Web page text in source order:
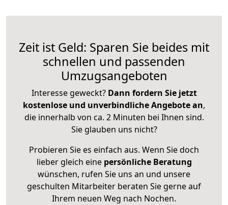
Zeit ist Geld: Sparen Sie beides mit
schnellen und passenden
Umzugsangeboten
Interesse geweckt? Dann fordern Sie jetzt
kostenlose und unverbindliche Angebote an,
die innerhalb von ca. 2 Minuten bei Ihnen sind.
Sie glauben uns nicht?
Probieren Sie es einfach aus. Wenn Sie doch
lieber gleich eine persönliche Beratung
wünschen, rufen Sie uns an und unsere
geschulten Mitarbeiter beraten Sie gerne auf
Ihrem neuen Weg nach Nochen.